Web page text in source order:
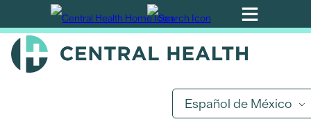
Ir
al
contenido
Español de México